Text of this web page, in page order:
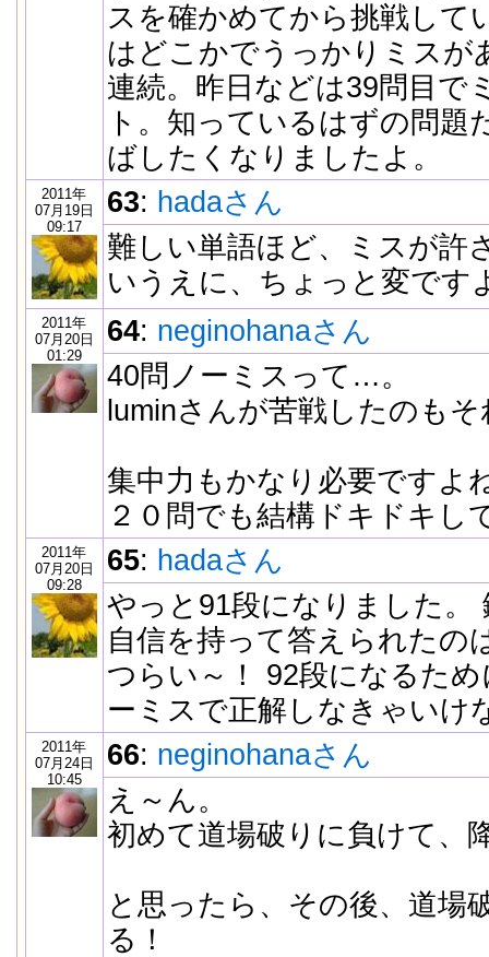
スを確かめてから挑戦して
はどこかでうっかりミスが
連続。昨日などは39問目で
ト。知っているはずの問題
ばしたくなりましたよ。
2011年
07月19日
09:17
63: hadaさん
難しい単語ほど、ミスが許
いうえに、ちょっと変です
2011年
07月20日
01:29
64: neginohanaさん
40問ノーミスって…。
luminさんが苦戦したのも
集中力もかなり必要ですよ
２０問でも結構ドキドキし
2011年
07月20日
09:28
65: hadaさん
やっと91段になりました。
自信を持って答えられた
つらい～！ 92段になるた
ーミスで正解しなきゃいけ
2011年
07月24日
10:45
66: neginohanaさん
え～ん。
初めて道場破りに負けて、
と思ったら、その後、道場
る！